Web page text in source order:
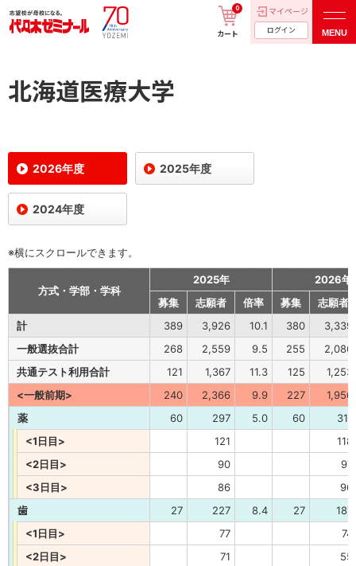
カート
0 マイページ
ログイン MENU
北海道医療大学
2026年度 2025年度
2024年度
※横にスクロールできます。
方式・学部・学科
2025年
2026年
募集
志願者 倍率 募集
志願者
計
389 3,926 10.1 380
3,339
一般選抜合計
268 2,559 9.5 255
2,086
共通テスト利用合計
121 1,367 11.3 125
1,253
<一般前期>
240 2,366 9.9 227
1,956
薬
60 297 5.0 60
311
<1日目>
121
118
<2日目>
90
97
<3日目>
86
96
歯
27 227 8.4 27
187
<1日目>
77
74
<2日目>
71
55